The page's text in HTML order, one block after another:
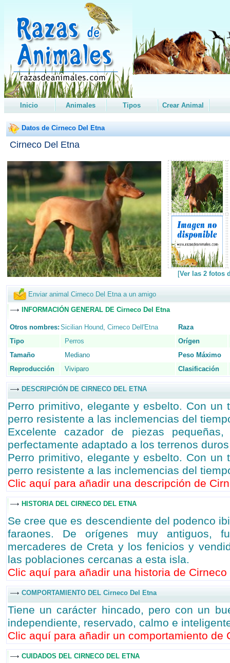
Inicio Animales Tipos Crear Animal
Datos de Cirneco Del Etna
Cirneco Del Etna
[Ver las 2 fotos
Enviar animal Cirneco Del Etna a un amigo
INFORMACIÓN GENERAL DE Cirneco Del Etna
Otros nombres: Sicilian Hound, Cirneco Dell'Etna
Raza
Tipo
Perros
Orígen
Tamaño
Mediano Peso Máximo
Reproducción
Viviparo Clasificación
DESCRIPCIÓN DE CIRNECO DEL ETNA
Perro primitivo, elegante y esbelto. Con un
perro resistente a las inclemencias del
Excelente cazador de piezas
perfectamente adaptado a los terrenos
Perro primitivo, elegante y esbelto. Con un
perro resistente a las inclemencias del
Clic aquí para añadir una descripción de
HISTORIA DEL CIRNECO DEL ETNA
Se cree que es descendiente del podenco
faraones. De orígenes muy antiguos,
mercaderes de Creta y los fenicios y
las poblaciones cercanas a esta isla.
Clic aquí para añadir una historia de Cirneco
COMPORTAMIENTO DEL Cirneco Del Etna
Tiene un carácter hincado, pero con un
independiente, reservado, calmo e
Clic aquí para añadir un comportamiento de
CUIDADOS DEL CIRNECO DEL ETNA